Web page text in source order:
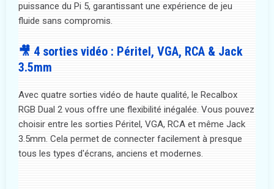
puissance du Pi 5, garantissant une expérience de jeu
fluide sans compromis.
🎥 4 sorties vidéo : Péritel, VGA, RCA & Jack
3.5mm
Avec quatre sorties vidéo de haute qualité, le Recalbox
RGB Dual 2 vous offre une flexibilité inégalée. Vous pouvez
choisir entre les sorties Péritel, VGA, RCA et même Jack
3.5mm. Cela permet de connecter facilement à presque
tous les types d'écrans, anciens et modernes.